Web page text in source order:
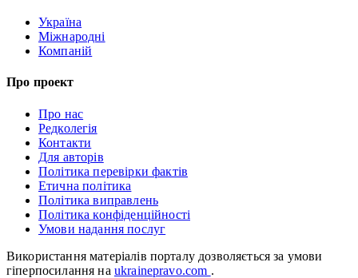
Україна
Міжнародні
Компаній
Про проект
Про нас
Редколегія
Контакти
Для авторів
Політика перевірки фактів
Етична політика
Політика виправлень
Політика конфіденційності
Умови надання послуг
Використання матеріалів порталу дозволяється за умови
гіперпосилання на ukrainepravo.com .